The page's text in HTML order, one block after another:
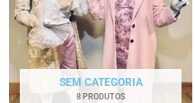
SEM CATEGORIA
8 PRODUTOS